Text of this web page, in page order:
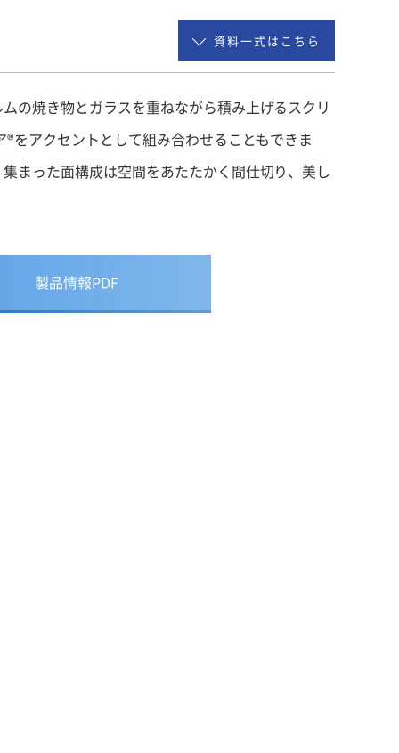
資料一式はこちら
の焼き物とガラスを重ねながら積み上げるスクリ
をアクセントとして組み合わせることもできま
まった面構成は空間をあたたかく間仕切り、美し
製品情報PDF